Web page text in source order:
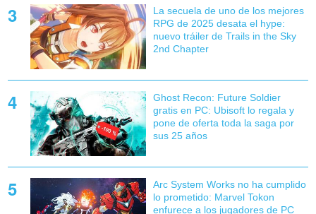
La secuela de uno de los mejores
RPG de 2025 desata el hype:
nuevo tráiler de Trails in the Sky
2nd Chapter
Ghost Recon: Future Soldier
gratis en PC: Ubisoft lo regala y
pone de oferta toda la saga por
sus 25 años
Arc System Works no ha cumplido
lo prometido: Marvel Tokon
enfurece a los jugadores de PC